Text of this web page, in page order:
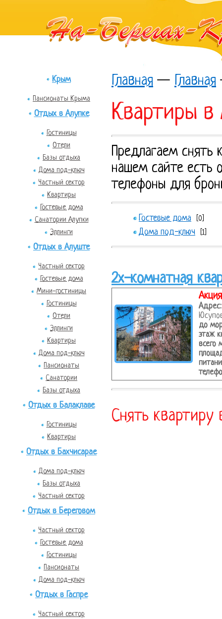
Крым
Пансионаты Крыма
Отдых в Алупке
Гостиницы
Отели
Базы отдыха
Дома под-ключ
Частный сектор
Квартиры
Гостевые дома
Санатории Алупки
Эллинги
Отдых в Алуште
Частный сектор
Гостевые дома
Мини-гостиницы
Гостиницы
Отели
Эллинги
Квартиры
Дома под-ключ
Пансионаты
Санатории
Базы отдыха
Отдых в Балаклаве
Гостиницы
Квартиры
Отдых в Бахчисарае
Дома под-ключ
Базы отдыха
Частный сектор
Отдых в Береговом
Частный сектор
Гостевые дома
Гостиницы
Пансионаты
Дома под-ключ
Отдых в Гаспре
Частный сектор
Главная — Главная
Квартиры
Предлагаем снять
нашем сайте есть
телефоны для
Гостевые дома [0]
Дома под-ключ [1]
2х-комнатная
Адрес:
до
этаж
всего
Снять